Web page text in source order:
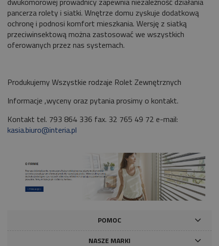
pancerza rolety i siatki. Wnętrze domu zyskuje dodatkową
ochronę i podnosi komfort mieszkania. Wersję z siatką
przeciwinsektową można zastosować we wszystkich
oferowanych przez nas systemach.
Produkujemy Wszystkie rodzaje Rolet Zewnętrznych
Informacje ,wyceny oraz pytania prosimy o kontakt.
Kontakt tel. 793 864 336 fax. 32 765 49 72 e-mail:
kasia.biuro@interia.pl
POMOC
NASZE MARKI